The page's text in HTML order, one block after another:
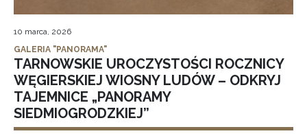
10 marca, 2026
GALERIA "PANORAMA"
TARNOWSKIE UROCZYSTOŚCI ROCZNICY
WĘGIERSKIEJ WIOSNY LUDÓW – ODKRYJ
TAJEMNICE „PANORAMY
SIEDMIOGRODZKIEJ”